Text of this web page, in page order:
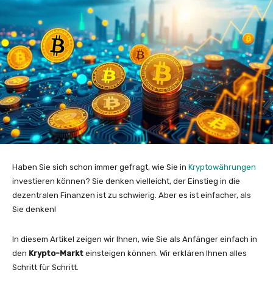
Haben Sie sich schon immer gefragt, wie Sie in Kryptowährungen
investieren können? Sie denken vielleicht, der Einstieg in die
dezentralen Finanzen ist zu schwierig. Aber es ist einfacher, als
Sie denken!
In diesem Artikel zeigen wir Ihnen, wie Sie als Anfänger einfach in
den Krypto-Markt einsteigen können. Wir erklären Ihnen alles
Schritt für Schritt.